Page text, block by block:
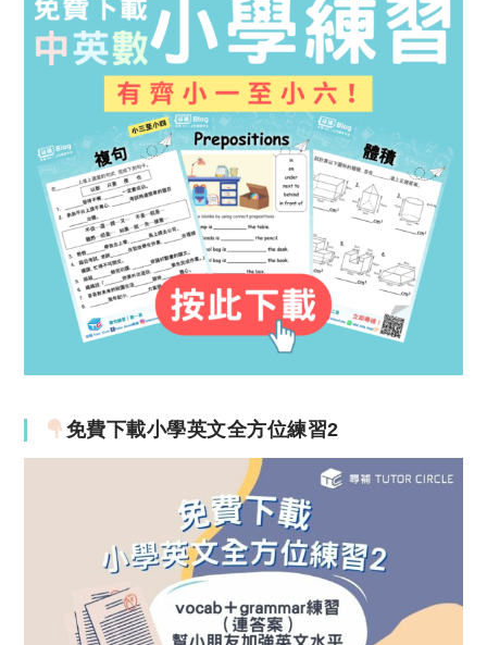
免費下載小學英文全方位練習2